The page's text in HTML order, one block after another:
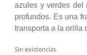
azules y verdes del
profundos. Es una
transporta a la orilla
Sin existencias